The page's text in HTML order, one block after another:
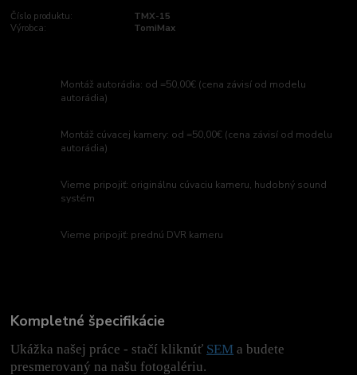
Číslo produktu:
TMX-15
Výrobca:
TomiMax
Montáž autorádia: od =50,00€ (cena závisí od modelu
autorádia)
Montáž cúvacej kamery: od =50,00€ (cena závisí od modelu
autorádia)
Vieme pripojiť: originálnu cúvaciu kameru, hudobný sound
systém
Vieme pripojiť: prednú DVR kameru
Kompletné špecifikácie
Ukážka našej práce - stačí kliknúť SEM a budete
presmerovaný na našu fotogalériu.